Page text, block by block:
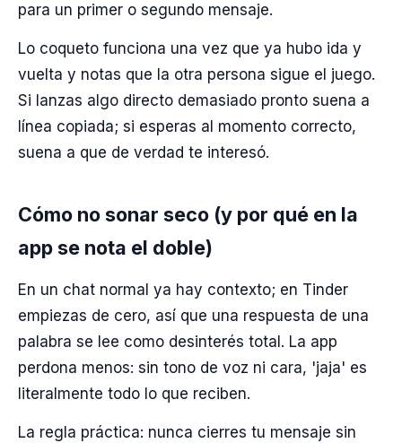
para un primer o segundo mensaje.
Lo coqueto funciona una vez que ya hubo ida y
vuelta y notas que la otra persona sigue el juego.
Si lanzas algo directo demasiado pronto suena a
línea copiada; si esperas al momento correcto,
suena a que de verdad te interesó.
Cómo no sonar seco (y por qué en la
app se nota el doble)
En un chat normal ya hay contexto; en Tinder
empiezas de cero, así que una respuesta de una
palabra se lee como desinterés total. La app
perdona menos: sin tono de voz ni cara, 'jaja' es
literalmente todo lo que reciben.
La regla práctica: nunca cierres tu mensaje sin